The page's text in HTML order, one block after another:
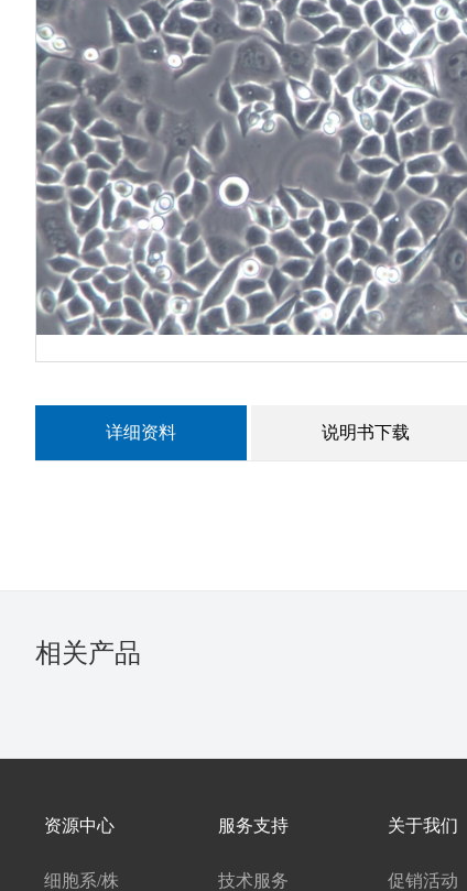
详细资料 说明书下载
相关产品
资源中心
细胞系/株
服务支持
技术服务
关于我们
促销活动